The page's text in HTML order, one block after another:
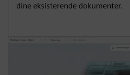
dine eksisterende dokumenter.